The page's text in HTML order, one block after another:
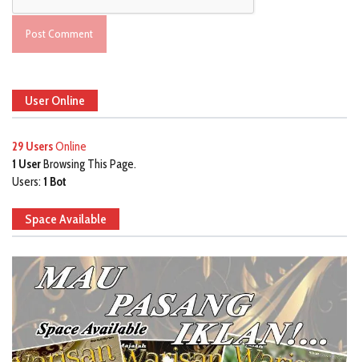
User Online
29 UsersOnline
1 UserBrowsing This Page.
Users: 1 Bot
Space Available